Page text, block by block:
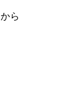
ら